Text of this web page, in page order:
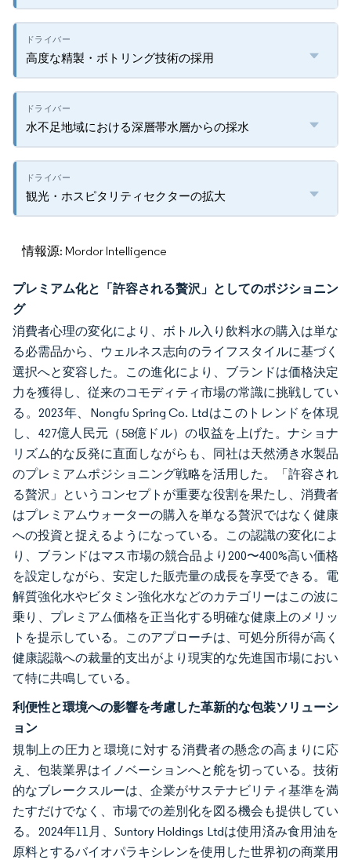
高度な精製・ボトリング技術の採用
水不足地域における深層帯水層からの採水
観光・ホスピタリティセクターの拡大
情報源: Mordor Intelligence
プレミアム化と「許容される贅沢」としてのポジショニン
グ
消費者心理の変化により、ボトル入り飲料水の購入は単な
る必需品から、ウェルネス志向のライフスタイルに基づく
選択へと変容した。この進化により、ブランドは価格決定
力を獲得し、従来のコモディティ市場の常識に挑戦してい
る。2023年、Nongfu Spring Co. Ltdはこのトレンドを体現
し、427億人民元（58億ドル）の収益を上げた。ナショナ
リズム的な反発に直面しながらも、同社は天然湧き水製品
のプレミアムポジショニング戦略を活用した。「許容され
る贅沢」というコンセプトが重要な役割を果たし、消費者
はプレミアムウォーターの購入を単なる贅沢ではなく健康
への投資と捉えるようになっている。この認識の変化によ
り、ブランドはマス市場の競合品より200〜400%高い価格
を設定しながら、安定した販売量の成長を享受できる。電
解質強化水やビタミン強化水などのカテゴリーはこの波に
乗り、プレミアム価格を正当化する明確な健康上のメリッ
トを提示している。このアプローチは、可処分所得が高く
健康認識への裁量的支出がより現実的な先進国市場におい
て特に共鳴している。
利便性と環境への影響を考慮した革新的な包装ソリューシ
ョン
規制上の圧力と環境に対する消費者の懸念の高まりに応
え、包装業界はイノベーションへと舵を切っている。技術
的なブレークスルーは、企業がサステナビリティ基準を満
たすだけでなく、市場での差別化を図る機会も提供してい
る。2024年11月、Suntory Holdings Ltdは使用済み食用油を
原料とするバイオパラキシレンを使用した世界初の商業用